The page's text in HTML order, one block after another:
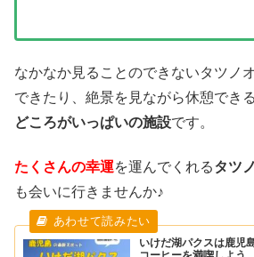
なかなか見ることのできないタツノ
できたり、絶景を見ながら休憩でき
どころがいっぱいの施設です。
たくさんの幸運を運んでくれるタツ
も会いに行きませんか♪
いけだ湖パクスは鹿児